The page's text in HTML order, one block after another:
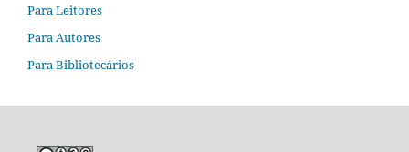
Para Leitores
Para Autores
Para Bibliotecários